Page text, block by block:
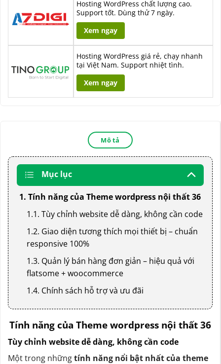
Hosting WordPress chất lượng cao.
Support tốt. Dùng thử 7 ngày.
Xem ngay
Hosting WordPress giá rẻ, chạy nhanh
tại Việt Nam. Support nhiệt tình.
Xem ngay
Mô tả
Mục lục
1. Tính năng của Theme wordpress nội thất 36
1.1. Tùy chỉnh website dễ dàng, không cần code
1.2. Giao diện tương thích mọi thiết bị – chuẩn
responsive 100%
1.3. Quản lý bán hàng đơn giản – hiệu quả với
flatsome + woocommerce
1.4. Chính sách hỗ trợ và ưu đãi
Tính năng của Theme wordpress nội thất 36
Tùy chỉnh website dễ dàng, không cần code
Một trong nhữngtính năng nổi bật nhất của theme